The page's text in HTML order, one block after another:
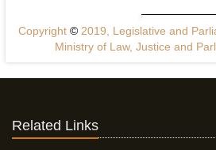
Copyright ©2019, Legislative and
Ministry of Law, Justice and
Related Links